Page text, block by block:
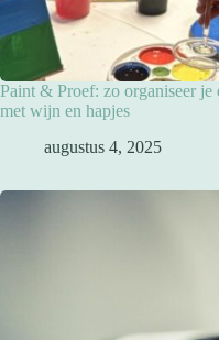
Paint & Proef: zo organiseer je
met wijn en hapjes
augustus 4, 2025